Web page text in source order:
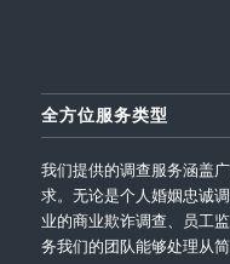
全方位服务类型
我们提供的调查服务涵盖
求。无论是个人婚姻忠诚
业的商业欺诈调查、员工
务我们的团队能够处理从